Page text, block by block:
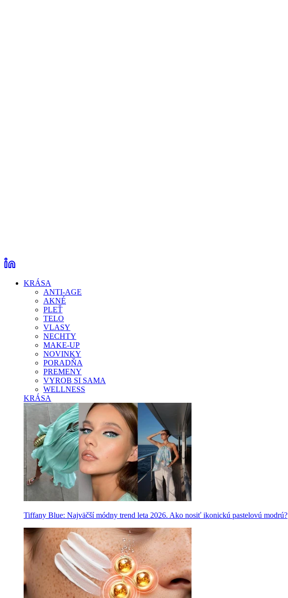
KRÁSA
ANTI-AGE
AKNÉ
PLEŤ
TELO
VLASY
NECHTY
MAKE-UP
NOVINKY
PORADŇA
PREMENY
VYROB SI SAMA
WELLNESS
KRÁSA
Tiffany Blue: Najväčší módny trend leta 2026. Ako nosiť ikonickú pastelovú modrú?